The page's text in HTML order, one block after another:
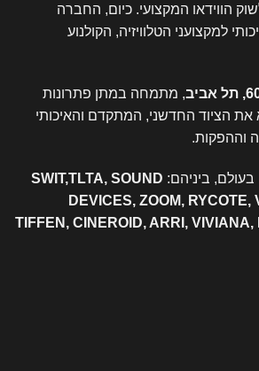
הווידאו המקצועי. כיום, החברה
למקצועני הטלוויזיה, הקולנוע
, מתמחה במתן פתרונות
את הציוד החדשני, המתקדם והאיכותי
וההפקות.
ביניהם: SWIT,TLTA, SOUND
DEVICES, ZOOM,
TIFFEN, CINEROID, ARRI,